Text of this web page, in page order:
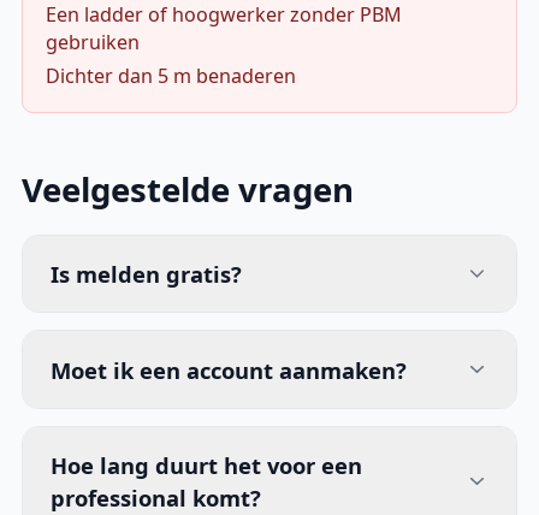
Een ladder of hoogwerker zonder PBM
gebruiken
Dichter dan 5 m benaderen
Veelgestelde vragen
Is melden gratis?
Moet ik een account aanmaken?
Hoe lang duurt het voor een
professional komt?